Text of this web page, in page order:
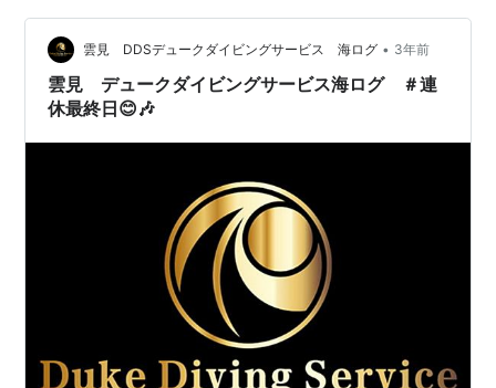
雲見 DDSデュークダイビングサービス 海ログ • 3年前
雲見 デュークダイビングサービス海ログ ＃連
休最終日😊🎶